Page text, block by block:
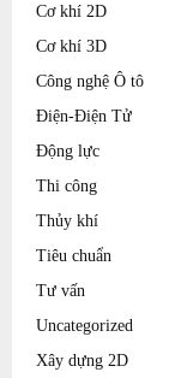
Cơ khí 2D
Cơ khí 3D
Công nghệ Ô tô
Điện-Điện Tử
Động lực
Thi công
Thủy khí
Tiêu chuẩn
Tư vấn
Uncategorized
Xây dựng 2D